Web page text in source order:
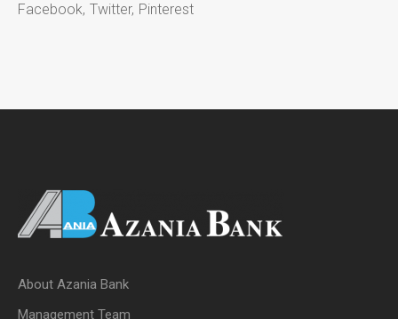
Facebook Twitter Pinterest
About Azania Bank
Management Team